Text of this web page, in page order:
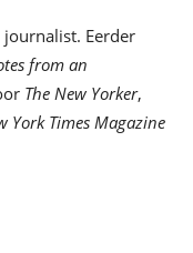
journalist. Eerder
from an
The New Yorker,
York Times Magazine